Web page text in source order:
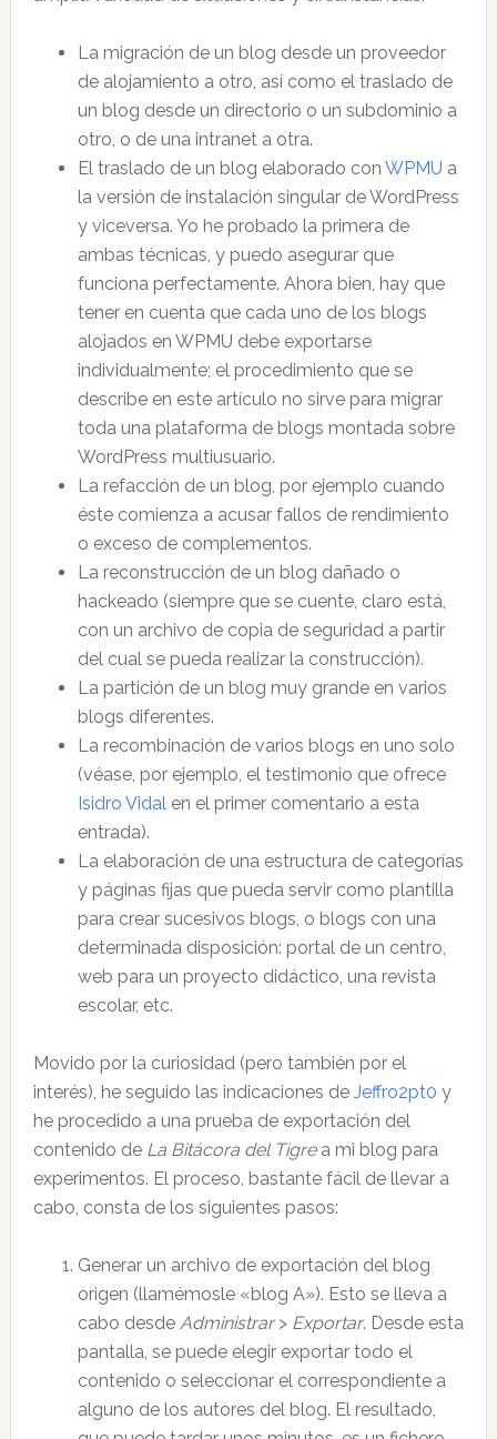
La migración de un blog desde un proveedor
de alojamiento a otro, así como el traslado de
un blog desde un directorio o un subdominio a
otro, o de una intranet a otra.
El traslado de un blog elaborado con WPMU a
la versión de instalación singular de WordPress
y viceversa. Yo he probado la primera de
ambas técnicas, y puedo asegurar que
funciona perfectamente. Ahora bien, hay que
tener en cuenta que cada uno de los blogs
alojados en WPMU debe exportarse
individualmente; el procedimiento que se
describe en este artículo no sirve para migrar
toda una plataforma de blogs montada sobre
WordPress multiusuario.
La refacción de un blog, por ejemplo cuando
éste comienza a acusar fallos de rendimiento
o exceso de complementos.
La reconstrucción de un blog dañado o
hackeado (siempre que se cuente, claro está,
con un archivo de copia de seguridad a partir
del cual se pueda realizar la construcción).
La partición de un blog muy grande en varios
blogs diferentes.
La recombinación de varios blogs en uno solo
(véase, por ejemplo, el testimonio que ofrece
Isidro Vidalen el primer comentario a esta
entrada).
La elaboración de una estructura de categorías
y páginas fijas que pueda servir como plantilla
para crear sucesivos blogs, o blogs con una
determinada disposición: portal de un centro,
web para un proyecto didáctico, una revista
escolar, etc.
Movido por la curiosidad (pero también por el
interés), he seguido las indicaciones de Jeffro2pt0 y
he procedido a una prueba de exportación del
contenido de La Bitácora del Tigrea mi blog para
experimentos. El proceso, bastante fácil de llevar a
cabo, consta de los siguientes pasos:
Generar un archivo de exportación del blog
origen (llamémosle «blog A»). Esto se lleva a
cabo desde Administrar> Exportar. Desde esta
pantalla, se puede elegir exportar todo el
contenido o seleccionar el correspondiente a
alguno de los autores del blog. El resultado,